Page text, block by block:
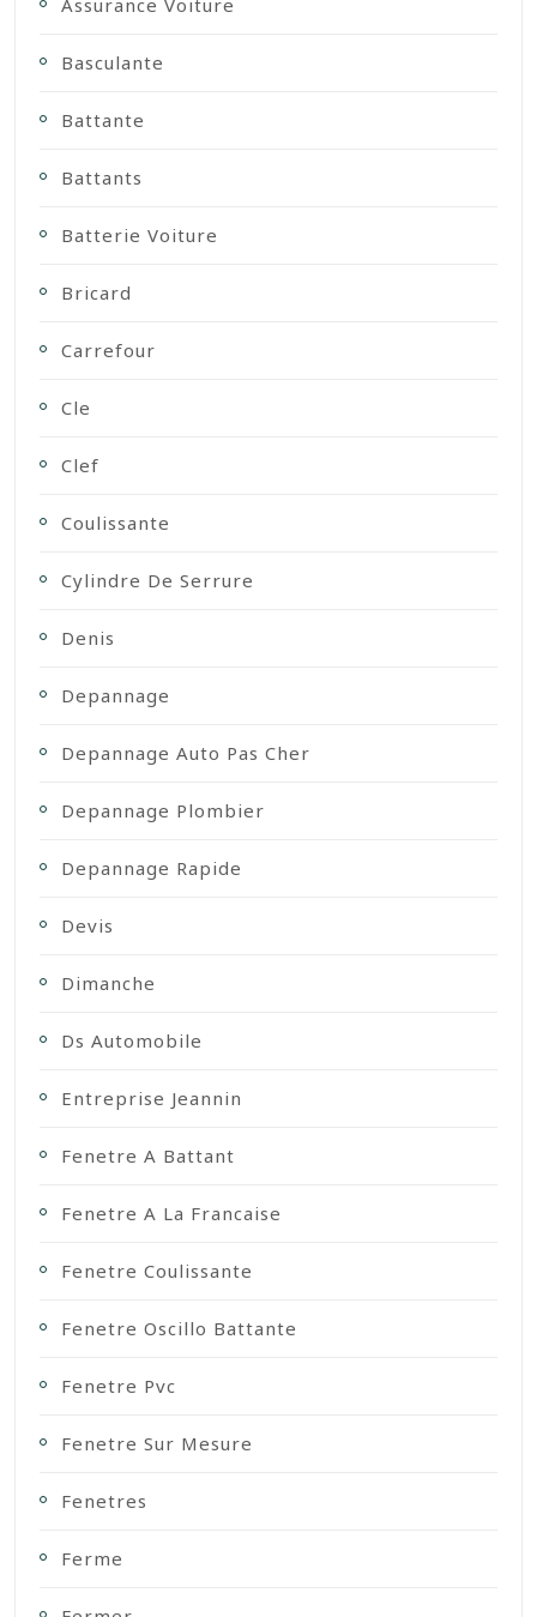
Basculante
Battante
Battants
Batterie Voiture
Bricard
Carrefour
Cle
Clef
Coulissante
Cylindre De Serrure
Denis
Depannage
Depannage Auto Pas Cher
Depannage Plombier
Depannage Rapide
Devis
Dimanche
Ds Automobile
Entreprise Jeannin
Fenetre A Battant
Fenetre A La Francaise
Fenetre Coulissante
Fenetre Oscillo Battante
Fenetre Pvc
Fenetre Sur Mesure
Fenetres
Ferme